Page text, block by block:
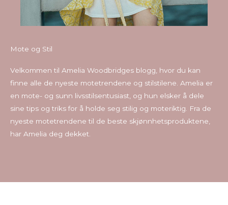
Mote og Stil
Velkommen til Amelia Woodbridges blogg, hvor du kan
finne alle de nyeste motetrendene og stilstilene. Amelia er
en mote- og sunn livsstilsentusiast, og hun elsker å dele
sine tips og triks for å holde seg stilig og moteriktig. Fra de
nyeste motetrendene til de beste skjønnhetsproduktene,
har Amelia deg dekket.